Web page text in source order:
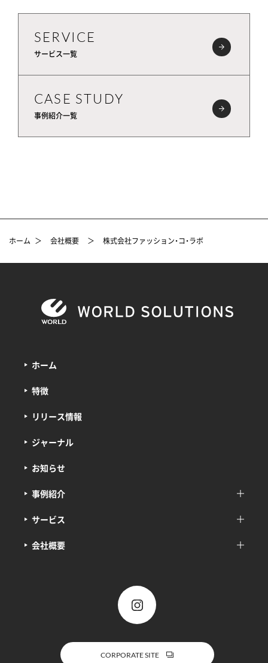
SERVICE
サービス一覧
CASE STUDY
事例紹介一覧
ホーム ＞ 会社概要 ＞ 株式会社ファッション・コ・ラボ
ホーム
特徴
サービス
事例紹介
会社概要
リリース情報
ジャーナル
お知らせ
CORPORATE SITE